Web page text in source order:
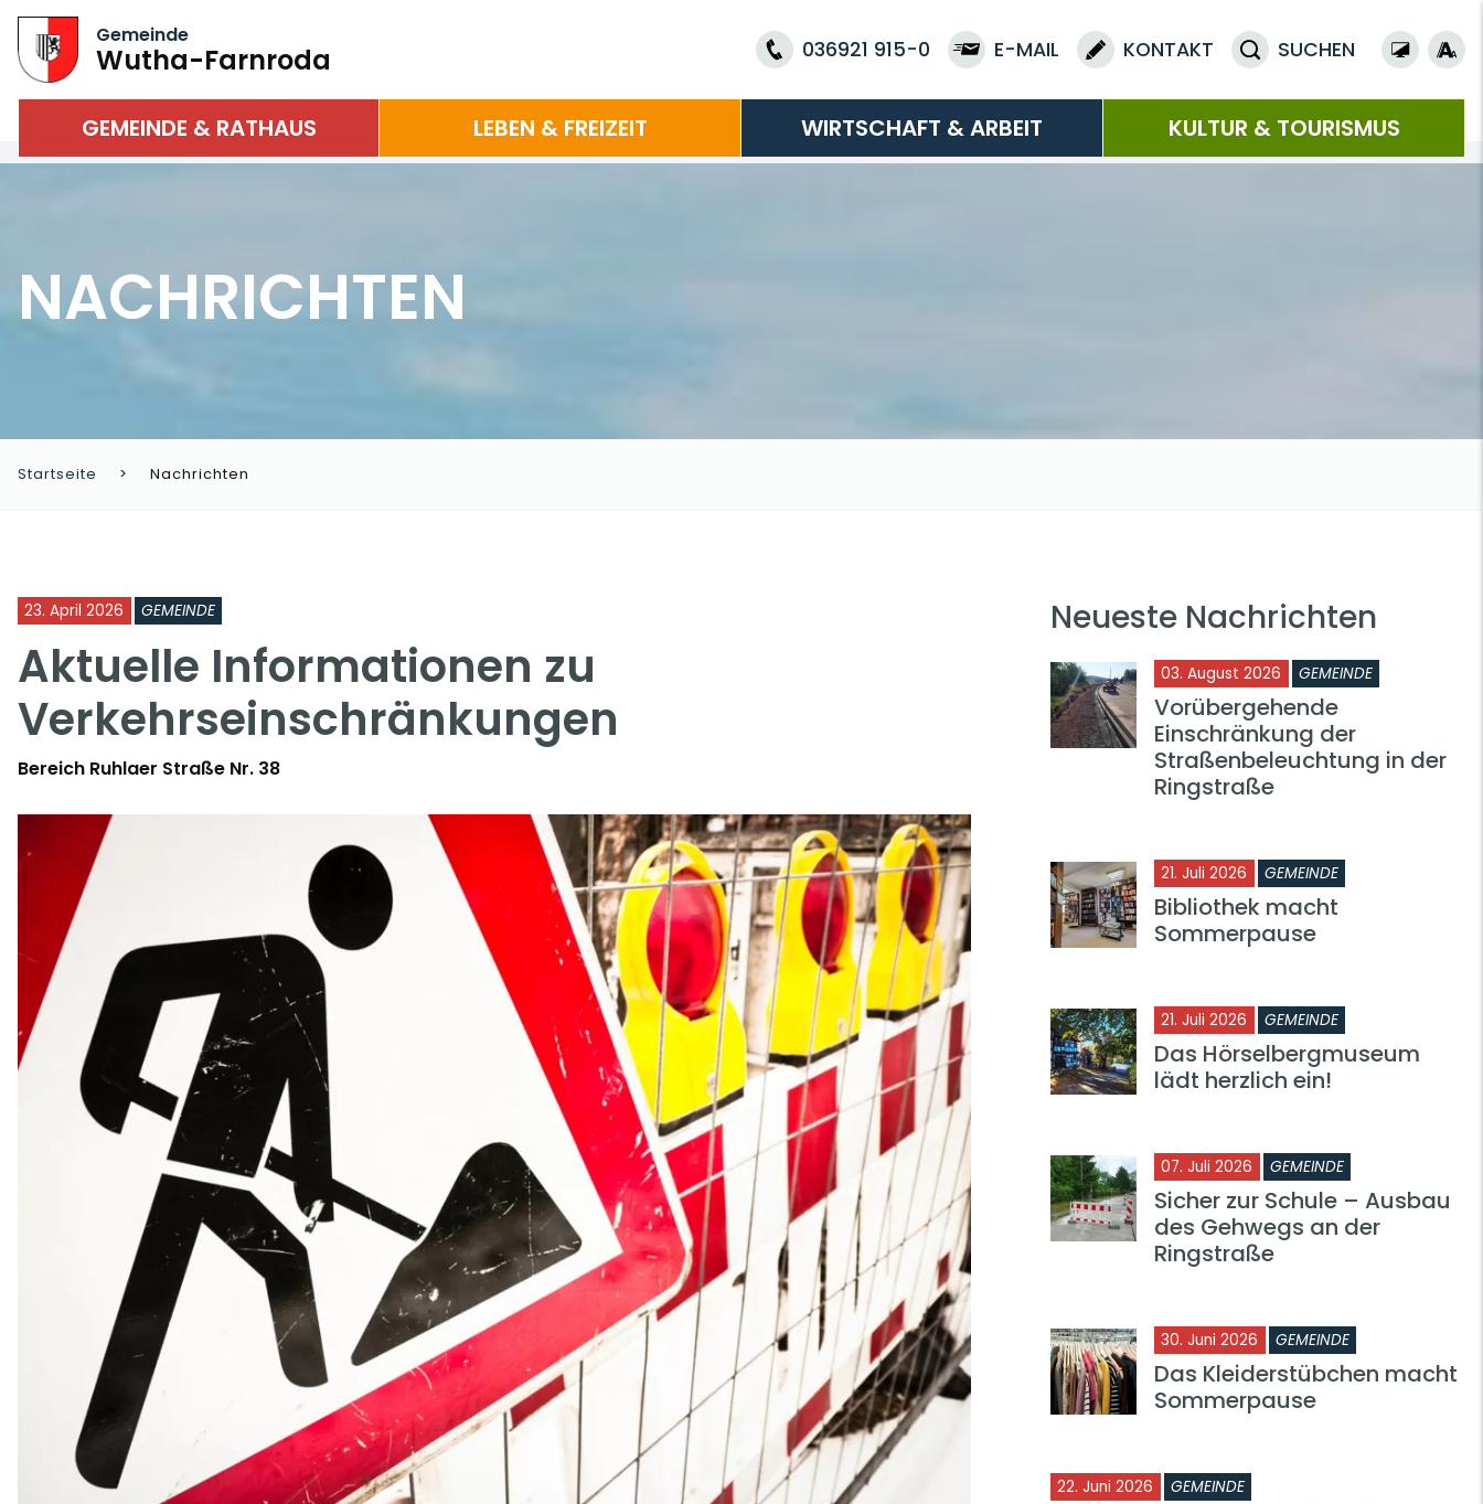
Gemeinde
Wutha-Farnroda 036921 915-0 E-MAIL KONTAKT SUCHEN
GEMEINDE & RATHAUS LEBEN & FREIZEIT WIRTSCHAFT & ARBEIT KULTUR & TOURISMUS
NACHRICHTEN
Startseite Nachrichten
23. April 2026 GEMEINDE
Aktuelle Informationen zu
Verkehrseinschränkungen
Bereich Ruhlaer Straße Nr. 38
Neueste Nachrichten
03. August 2026 GEMEINDE
Vorübergehende
Einschränkung der
Straßenbeleuchtung in der
Ringstraße
21. Juli 2026 GEMEINDE
Bibliothek macht
Sommerpause
21. Juli 2026 GEMEINDE
Das Hörselbergmuseum
lädt herzlich ein!
07. Juli 2026 GEMEINDE
Sicher zur Schule – Ausbau
des Gehwegs an der
Ringstraße
30. Juni 2026 GEMEINDE
Das Kleiderstübchen macht
Sommerpause
22. Juni 2026 GEMEINDE